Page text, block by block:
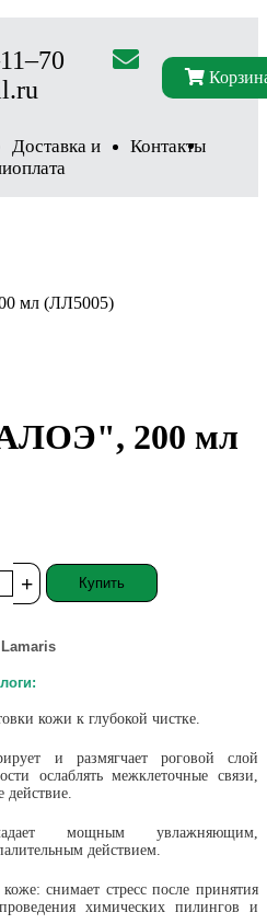
Доставка и
оплата
Контакты
мл (ЛЛ5005)
200 мл
+ Купить
кожи к глубокой чистке.
и размягчает роговой слой
ослаблять межклеточные связи,
действие.
мощным увлажняющим,
действием.
снимает стресс после принятия
химических пилингов и